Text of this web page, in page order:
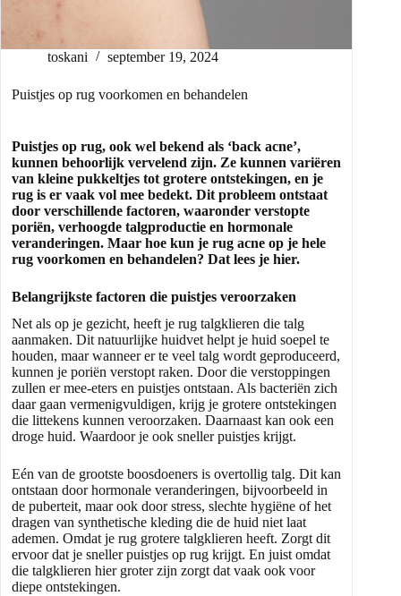
toskani september 19, 2024
Puistjes op rug voorkomen en behandelen
Puistjes op rug, ook wel bekend als ‘back acne’,
kunnen behoorlijk vervelend zijn. Ze kunnen variëren
van kleine pukkeltjes tot grotere ontstekingen, en je
rug is er vaak vol mee bedekt. Dit probleem ontstaat
door verschillende factoren, waaronder verstopte
poriën, verhoogde talgproductie en hormonale
veranderingen. Maar hoe kun je rug acne op je hele
rug voorkomen en behandelen? Dat lees je hier.
Belangrijkste factoren die puistjes veroorzaken
Net als op je gezicht, heeft je rug talgklieren die talg
aanmaken. Dit natuurlijke huidvet helpt je huid soepel te
houden, maar wanneer er te veel talg wordt geproduceerd,
kunnen je poriën verstopt raken. Door die verstoppingen
zullen er mee-eters en puistjes ontstaan. Als bacteriën zich
daar gaan vermenigvuldigen, krijg je grotere ontstekingen
die littekens kunnen veroorzaken. Daarnaast kan ook een
droge huid. Waardoor je ook sneller puistjes krijgt.
Eén van de grootste boosdoeners is overtollig talg. Dit kan
ontstaan door hormonale veranderingen, bijvoorbeeld in
de puberteit, maar ook door stress, slechte hygiëne of het
dragen van synthetische kleding die de huid niet laat
ademen. Omdat je rug grotere talgklieren heeft. Zorgt dit
ervoor dat je sneller puistjes op rug krijgt. En juist omdat
die talgklieren hier groter zijn zorgt dat vaak ook voor
diepe ontstekingen.